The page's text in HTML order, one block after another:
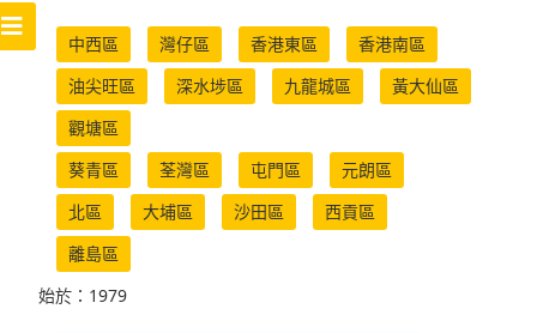
中西區 灣仔區 香港東區
香港南區
油尖旺區
深水埗區 九龍城區
黃大仙區
觀塘區
葵青區
荃灣區 屯門區
元朗區
北區
大埔區 沙田區
西貢區
離島區
始於：1979